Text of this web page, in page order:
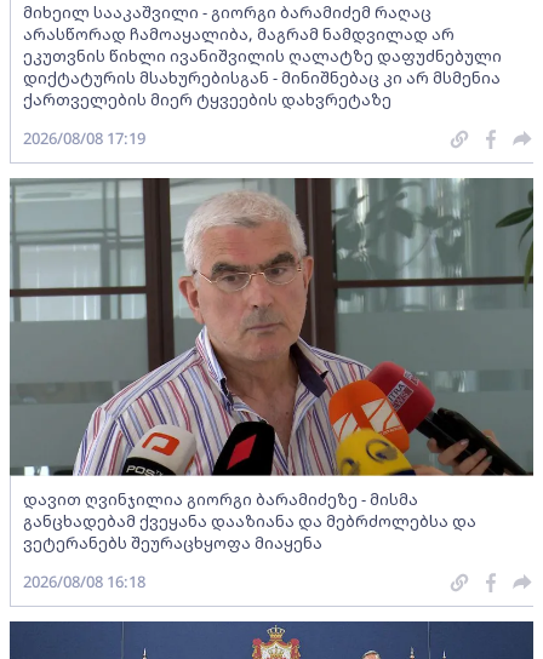
მიხეილ სააკაშვილი - გიორგი ბარამიძემ რაღაც
არასწორად ჩამოაყალიბა, მაგრამ ნამდვილად არ
ეკუთვნის წიხლი ივანიშვილის ღალატზე დაფუძნებული
დიქტატურის მსახურებისგან - მინიშნებაც კი არ მსმენია
ქართველების მიერ ტყვეების დახვრეტაზე
2026/08/08 17:19
დავით ღვინჯილია გიორგი ბარამიძეზე - მისმა
განცხადებამ ქვეყანა დააზიანა და მებრძოლებსა და
ვეტერანებს შეურაცხყოფა მიაყენა
2026/08/08 16:18